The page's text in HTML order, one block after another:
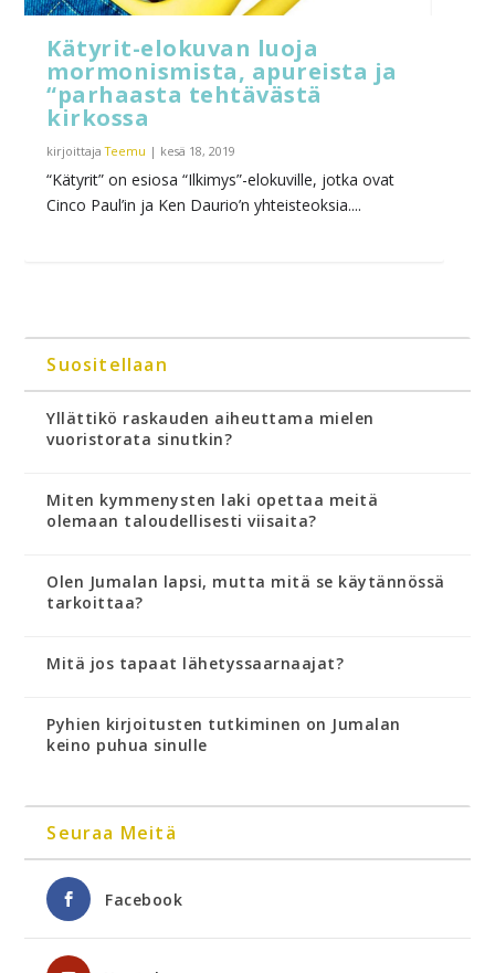
Kätyrit-elokuvan luoja
mormonismista, apureista ja
“parhaasta tehtävästä
kirkossa
kirjoittajaTeemu | kesä 18, 2019
“Kätyrit” on esiosa “Ilkimys”-elokuville, jotka ovat
Cinco Paul’in ja Ken Daurio’n yhteisteoksia....
Suositellaan
Yllättikö raskauden aiheuttama mielen
vuoristorata sinutkin?
Miten kymmenysten laki opettaa meitä
olemaan taloudellisesti viisaita?
Olen Jumalan lapsi, mutta mitä se käytännössä
tarkoittaa?
Mitä jos tapaat lähetyssaarnaajat?
Pyhien kirjoitusten tutkiminen on Jumalan
keino puhua sinulle
Seuraa Meitä
Facebook